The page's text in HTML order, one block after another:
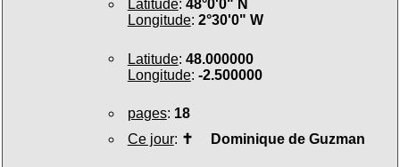
Latitude: 48°0'0" N
Longitude: 2°30'0" W
Latitude: 48.000000
Longitude: -2.500000
pages: 18
Ce jour: ✝ Dominique de Guzman